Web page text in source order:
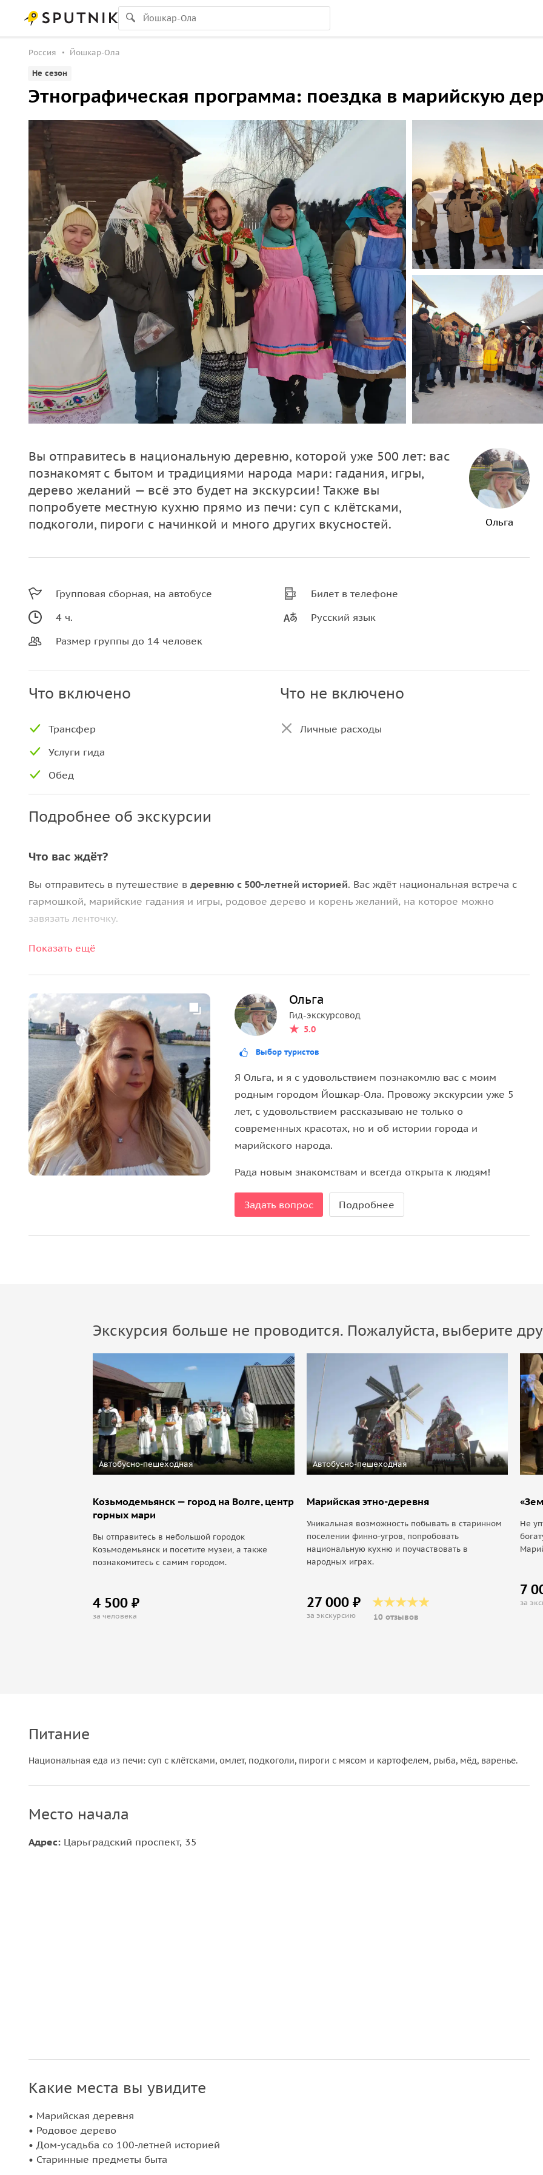
Россия
Йошкар-Ола
Не сезон
Этнографическая программа: поездка в марийскую
Вы отправитесь в национальную деревню, которой уже 500 лет: вас
познакомят с бытом и традициями народа мари: гадания, игры,
дерево желаний — всё это будет на экскурсии! Также вы
попробуете местную кухню прямо из печи: суп с клётсками,
подкоголи, пироги с начинкой и много других вкусностей.
Ольга
Групповая сборная, на автобусе
4 ч.
Размер группы до 14 человек
Билет в телефоне
Русский язык
Что включено
Трансфер
Услуги гида
Обед
Что не включено
Личные расходы
Подробнее об экскурсии
Что вас ждёт?
Вы отправитесь в путешествие в деревню с 500-летней историей. Вас ждёт национальная встреча с
гармошкой, марийские гадания и игры, родовое дерево и корень желаний, на которое можно
завязать ленточку.
Мастера проведут
национальной едой из печи: суп с клётсками, омлет, подкоголи, пироги с мясом и картофелем, рыба,
мёд, варенье. Также вас ждёт фотосессия в костюмах, хорошее настроение и незабываемые
эмоции!
Показать ещё
Ольга
Гид-экскурсовод
5.0
Выбор туристов
Я Ольга, и я с удовольствием познакомлю вас с моим
родным городом Йошкар-Ола. Провожу экскурсии уже 5
лет, с удовольствием рассказываю не только о
современных красотах, но и об истории города и
марийского народа.
Рада новым знакомствам и всегда открыта к людям!
Задать вопрос Подробнее
Экскурсия больше не проводится. Пожалуйста, выберите
Автобусно-пешеходная
Козьмодемьянск — город на Волге, центр
горных мари
Вы отправитесь в небольшой городок
Козьмодемьянск и посетите музеи, а также
познакомитесь с самим городом.
4 500 ₽
за человека
Автобусно-пешеходная
Марийская этно-деревня
Уникальная возможность побывать в старинном
поселении финно-угров, попробовать
национальную кухню и поучаствовать в
народных играх.
27 000 ₽
за экскурсию 10 отзывов
Не
7
за
Питание
Национальная еда из печи: суп с клётсками, омлет, подкоголи, пироги с мясом и картофелем, рыба, мёд, варенье.
Место начала
Адрес: Царьградский проспект, 35
Какие места вы увидите
• Марийская деревня
• Родовое дерево
• Дом-усадьба со 100-летней историей
• Старинные предметы быта